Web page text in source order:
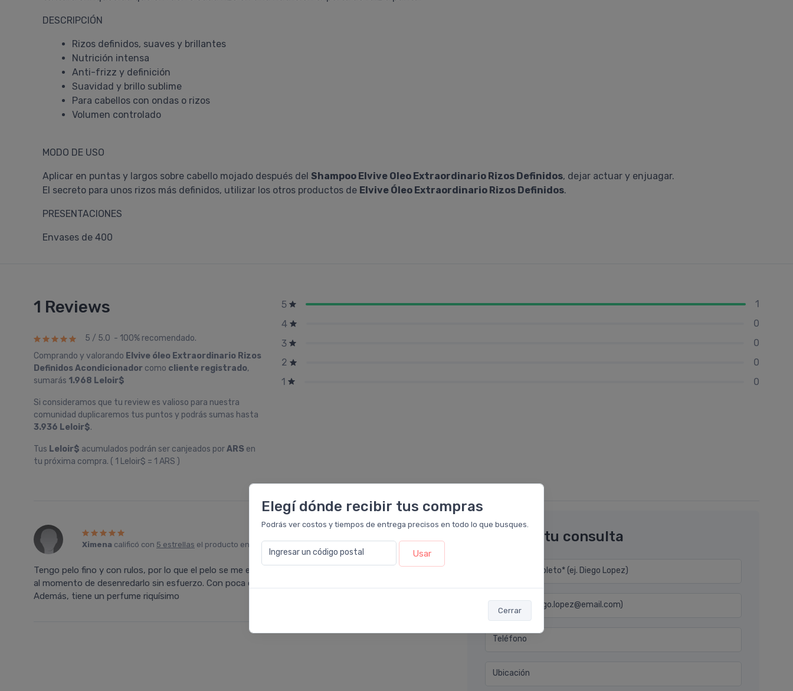
Elegí dónde recibir tus compras
Podrás ver costos y tiempos de entrega precisos en todo lo que busques.
Ingresar un código postal Usar
Cerrar
DESCRIPCIÓN
Rizos definidos, suaves y brillantes
Nutrición intensa
Anti-frizz y definición
Suavidad y brillo sublime
Para cabellos con ondas o rizos
Volumen controlado
MODO DE USO
Aplicar en puntas y largos sobre cabello mojado después del Shampoo Elvive Oleo Extraordinario Rizos Definidos, dejar actuar y enjuagar.
El secreto para unos rizos más definidos, utilizar los otros productos de Elvive Óleo Extraordinario Rizos Definidos.
PRESENTACIONES
Envases de 400
1 Reviews
5 / 5.0 - 100% recomendado.
Comprando y valorando Elvive óleo Extraordinario Rizos
Definidos Acondicionador como cliente registrado,
sumarás 1.968 Leloir$
Si consideramos que tu review es valioso para nuestra
comunidad duplicaremos tus puntos y podrás sumas hasta
3.936 Leloir$.
Tus Leloir$ acumulados podrán ser canjeados porARS en
tu próxima compra. ( 1 Leloir$ = 1 ARS )
5
1
4
0
3
0
2
0
1
0
Ximena calificó con 5 estrellas el producto en Farmacia Leloir
Tengo pelo fino y con rulos, por lo que el pelo se me enreda fácilmente. Este acondicionador me salva
al momento de desenredarlo sin esfuerzo. Con poca cantidad me alcanza, por lo que me rinde mucho.
Además, tiene un perfume riquísimo
Déjanos tu consulta
Nombre completo* (ej. Diego Lopez)
Email* (ej. diego.lopez@email.com)
Teléfono
Ubicación